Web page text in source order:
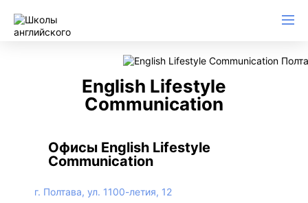
English Lifestyle
Communication
Офисы English Lifestyle
Communication
г. Полтава, ул. 1100-летия, 12